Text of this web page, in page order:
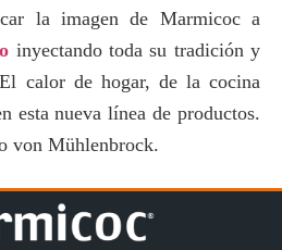
la imagen de Marmicoc a
inyectando toda su tradición y
calor de hogar, de la cocina
esta nueva línea de productos.
von Mühlenbrock.